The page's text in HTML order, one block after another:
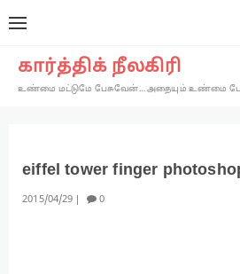
கார்த்திக் நீலகிரி
உண்மை மட்டுமே பேசுவேன்… அதையும் உண்மை
eiffel tower finger
2015 04 29 0